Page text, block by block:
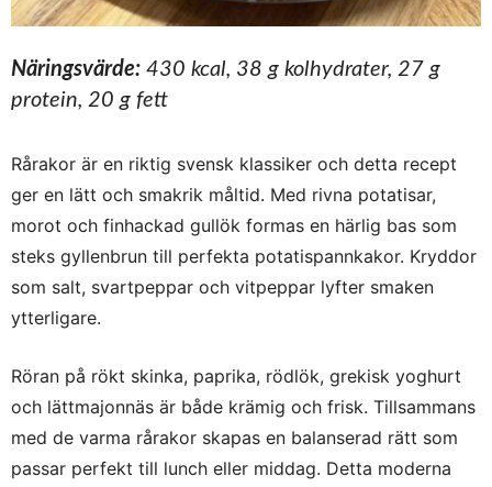
Näringsvärde: 430 kcal, 38 g kolhydrater, 27 g
protein, 20 g fett
Rårakor är en riktig svensk klassiker och detta recept
ger en lätt och smakrik måltid. Med rivna potatisar,
morot och finhackad gullök formas en härlig bas som
steks gyllenbrun till perfekta potatispannkakor. Kryddor
som salt, svartpeppar och vitpeppar lyfter smaken
ytterligare.
Röran på rökt skinka, paprika, rödlök, grekisk yoghurt
och lättmajonnäs är både krämig och frisk. Tillsammans
med de varma rårakor skapas en balanserad rätt som
passar perfekt till lunch eller middag. Detta moderna